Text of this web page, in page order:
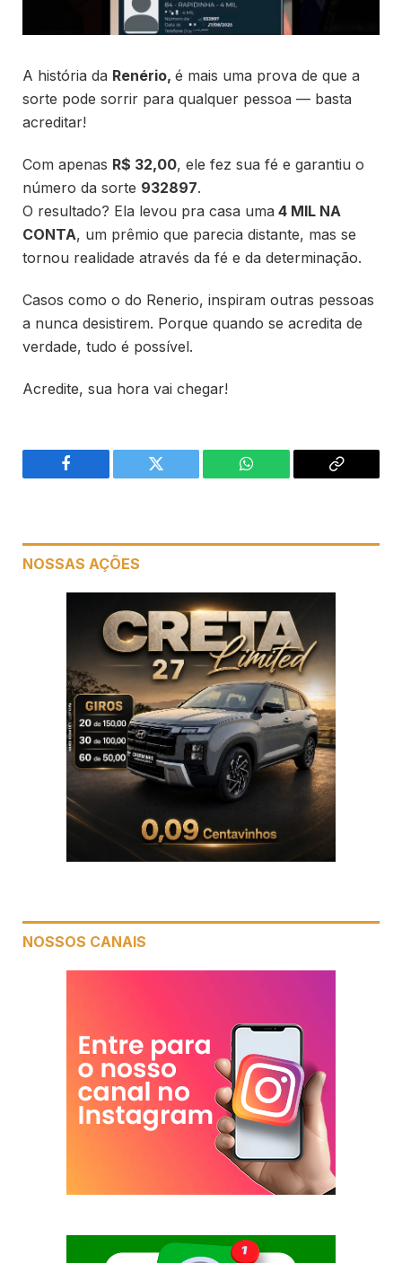
A história da Renério, é mais uma prova de que a
sorte pode sorrir para qualquer pessoa — basta
acreditar!
Com apenas R$ 32,00, ele fez sua fé e garantiu o
número da sorte 932897.
O resultado? Ela levou pra casa uma 4 MIL NA
CONTA, um prêmio que parecia distante, mas se
tornou realidade através da fé e da determinação.
Casos como o do Renerio, inspiram outras pessoas
a nunca desistirem. Porque quando se acredita de
verdade, tudo é possível.
Acredite, sua hora vai chegar!
Facebook Twitter WhatsApp
Copiar
NOSSAS AÇÕES
NOSSOS CANAIS